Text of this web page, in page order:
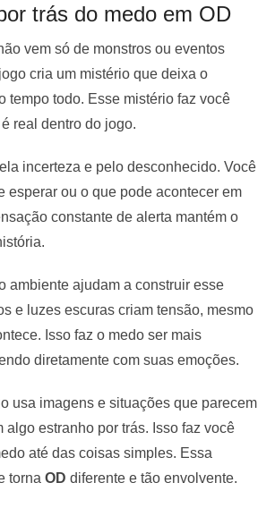
trás do medo em OD
vem só de monstros ou eventos
cria um mistério que deixa o
tempo todo. Esse mistério faz você
real dentro do jogo.
incerteza e pelo desconhecido. Você
esperar ou o que pode acontecer em
constante de alerta mantém o
ambiente ajudam a construir esse
e luzes escuras criam tensão, mesmo
Isso faz o medo ser mais
diretamente com suas emoções.
usa imagens e situações que parecem
algo estranho por trás. Isso faz você
até das coisas simples. Essa
torna OD diferente e tão envolvente.